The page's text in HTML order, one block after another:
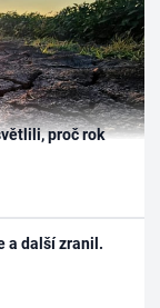
proč rok
a další zranil.